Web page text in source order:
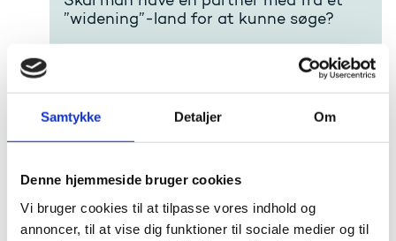
Samtykke Detaljer Om
Denne hjemmeside bruger cookies
Vi bruger cookies til at tilpasse vores indhold og
annoncer, til at vise dig funktioner til sociale medier og til
”widening”-land for at kunne søge?
Hvad handler ”hop on” om?